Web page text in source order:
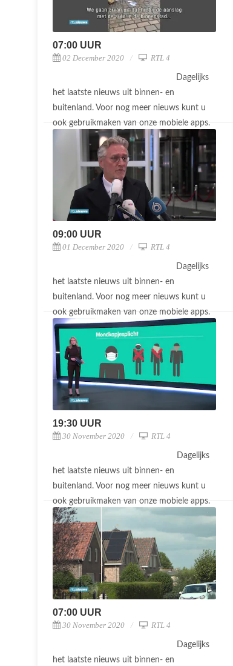
07:00 UUR
02 December 2020 RTL 4
Dagelijks
het laatste nieuws uit binnen- en
buitenland. Voor nog meer nieuws kunt u
ook gebruikmaken van onze mobiele apps.
09:00 UUR
01 December 2020 RTL 4
Dagelijks
het laatste nieuws uit binnen- en
buitenland. Voor nog meer nieuws kunt u
ook gebruikmaken van onze mobiele apps.
19:30 UUR
30 November 2020 RTL 4
Dagelijks
het laatste nieuws uit binnen- en
buitenland. Voor nog meer nieuws kunt u
ook gebruikmaken van onze mobiele apps.
07:00 UUR
30 November 2020 RTL 4
Dagelijks
het laatste nieuws uit binnen- en